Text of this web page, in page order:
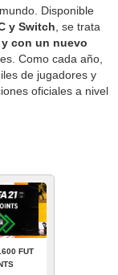
Disponible
y Switch , se trata
con un nuevo
Como cada año,
de jugadores y
oficiales a nivel
FUT